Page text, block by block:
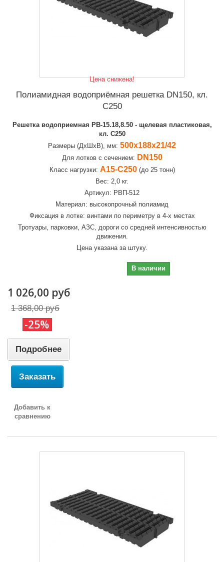
Цена снижена!
Полиамидная водоприёмная решетка DN150, кл.
C250
Решетка водоприемная РВ-15.18,8.50 - щелевая пластиковая,
кл. С250
Размеры (ДхШхВ), мм: 500х188х21/42
Для лотков с сечением: DN150
Класс нагрузки: А15-C250(до 25 тонн)
Вес: 2,0 кг.
Артикул: РВП-512
Материал: высокопрочный полиамид
Фиксация в лотке: винтами по периметру в 4-х местах
Тротуары, парковки, АЗС, дороги со средней интенсивностью
движения.
Цена указана за штуку.
В наличии
1 026,00 руб
1 368,00 руб
-25%
Подробнее
Заказать
Добавить к
сравнению